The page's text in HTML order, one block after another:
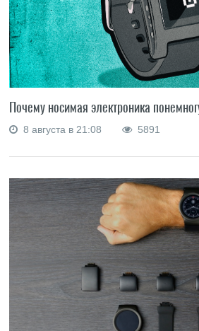
Почему носимая электроника
8 августа в 21:08 5891